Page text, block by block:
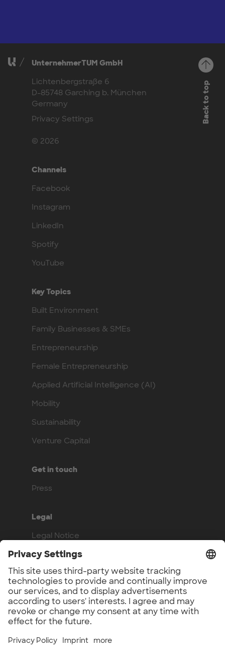
UnternehmerTUM GmbH
Lichtenbergstraße 6
D-85748 Garching b. München
Germany
Privacy Settings
© 2026
Channels
Facebook
Instagram
LinkedIn
Spotify
YouTube
Key Topics
Built Environment
Family Businesses & SMEs
Entrepreneurship
Female Entrepreneurship
Applied Artificial Intelligence (AI)
Mobility
Sustainability
Venture Capital
Get in touch
Press
Legal
Legal Notice
Privacy Policy
Compliance
Work with us
Benefits
Vacancies
Back to top